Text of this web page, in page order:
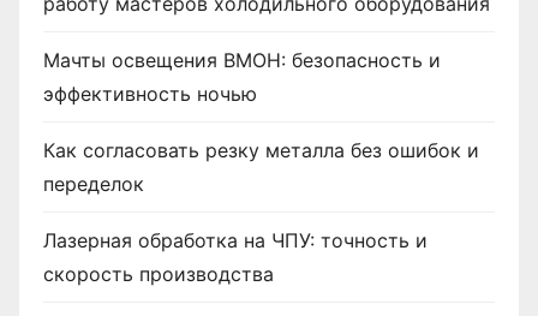
Мачты освещения ВМОН: безопасность и
эффективность ночью
Как согласовать резку металла без ошибок и
переделок
Лазерная обработка на ЧПУ: точность и
скорость производства